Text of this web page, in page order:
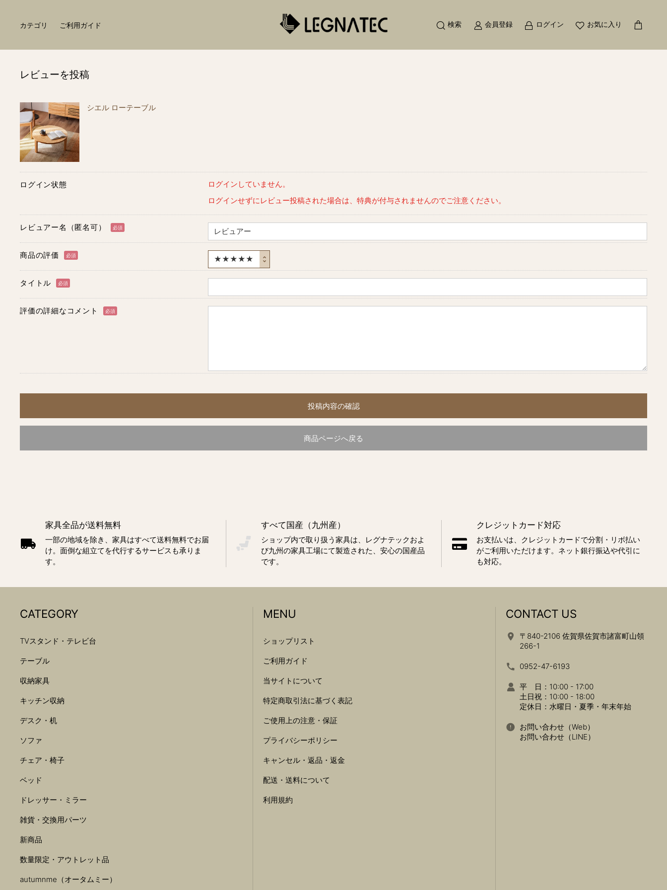
カテゴリ ご利用ガイド 検索 会員登録 ログイン お気に入り
レビューを投稿
シエル ローテーブル
ログイン状態
ログインしていません。
ログインせずにレビュー投稿された場合は、特典が付与されませんのでご注意ください。
レビュアー名（匿名可） 必須
商品の評価 必須
タイトル 必須
評価の詳細なコメント 必須
投稿内容の確認
商品ページへ戻る
家具全品が送料無料
一部の地域を除き、家具はすべて送料無料でお届
け。面倒な組立てを代行するサービスも承りま
す。
すべて国産（九州産）
ショップ内で取り扱う家具は、レグナテックおよ
び九州の家具工場にて製造された、安心の国産品
です。
クレジットカード対応
お支払いは、クレジットカードで分割・リボ払い
がご利用いただけます。ネット銀行振込や代引に
も対応。
CATEGORY
TVスタンド・テレビ台
テーブル
収納家具
キッチン収納
デスク・机
ソファ
チェア・椅子
ベッド
ドレッサー・ミラー
雑貨・交換用パーツ
新商品
数量限定・アウトレット品
autumnme（オータムミー）
MENU
ショップリスト
ご利用ガイド
当サイトについて
特定商取引法に基づく表記
ご使用上の注意・保証
プライバシーポリシー
キャンセル・返品・返金
配送・送料について
利用規約
CONTACT US
〒840-2106 佐賀県佐賀市諸富町山領
266-1
0952-47-6193
平 日：10:00 - 17:00
土日祝：10:00 - 18:00
定休日：水曜日・夏季・年末年始
お問い合わせ（Web）
お問い合わせ（LINE）